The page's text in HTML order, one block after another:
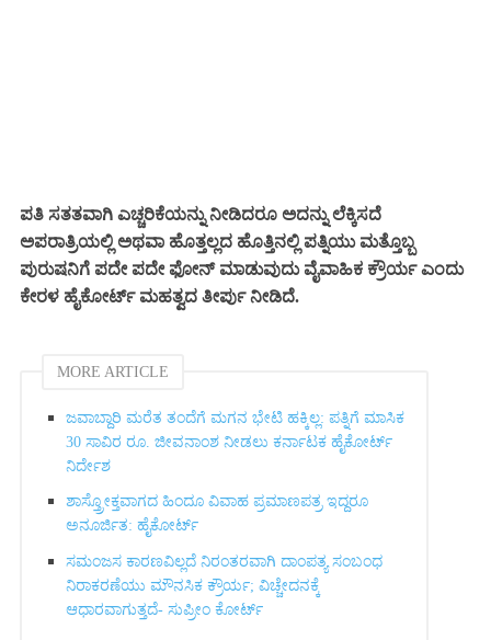
ಪತಿ ಸತತವಾಗಿ ಎಚ್ಚರಿಕೆಯನ್ನುನೀಡಿದರೂ ಅದನ್ನುಲೆಕ್ಕಿಸದೆ
ಅಪರಾತ್ರಿಯಲ್ಲಿ ಅಥವಾ ಹೊತ್ತಲ್ಲದ ಹೊತ್ತಿನಲ್ಲಿ ಪತ್ನಿಯುಮತ್ತೊಬ್ಬ
ಪುರುಷನಿಗೆ ಪದೇ ಪದೇ ಫೋನ್ ಮಾಡುವುದು ವೈವಾಹಿಕ ಕ್ರೌರ್ಯಎಂದು
ಕೇರಳ ಹೈಕೋರ್ಟ್ ಮಹತ್ವದ ತೀರ್ಪು ನೀಡಿದೆ.
MORE ARTICLE
ಜವಾಬ್ದಾರಿ ಮರೆತ ತಂದೆಗೆ ಮಗನ ಭೇಟಿ ಹಕ್ಕಿಲ್ಲ: ಪತ್ನಿಗೆ ಮಾಸಿಕ
30 ಸಾವಿರ ರೂ. ಜೀವನಾಂಶ ನೀಡಲು ಕರ್ನಾಟಕ ಹೈಕೋರ್ಟ್‌
ನಿರ್ದೇಶ
ಶಾಸ್ತ್ರೋಕ್ತವಾಗದ ಹಿಂದೂ ವಿವಾಹ ಪ್ರಮಾಣಪತ್ರ ಇದ್ದರೂ
ಅನೂರ್ಜಿತ: ಹೈಕೋರ್ಟ್‌
ಸಮಂಜಸ ಕಾರಣವಿಲ್ಲದೆ ನಿರಂತರವಾಗಿ ದಾಂಪತ್ಯ ಸಂಬಂಧ
ನಿರಾಕರಣೆಯು ಮೌನಸಿಕ ಕ್ರೌರ್ಯ; ವಿಚ್ಚೇದನಕ್ಕೆ
ಆಧಾರವಾಗುತ್ತದೆ- ಸುಪ್ರೀಂ ಕೋರ್ಟ್‌